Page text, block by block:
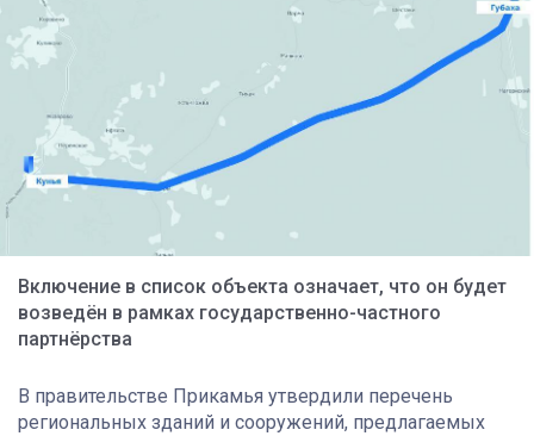
Включение в список объекта означает, что он будет
возведён в рамках государственно-частного
партнёрства
В правительстве Прикамья утвердили перечень
региональных зданий и сооружений, предлагаемых